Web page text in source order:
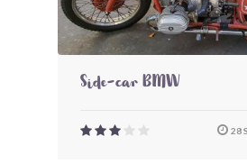
Side-car BMW
28